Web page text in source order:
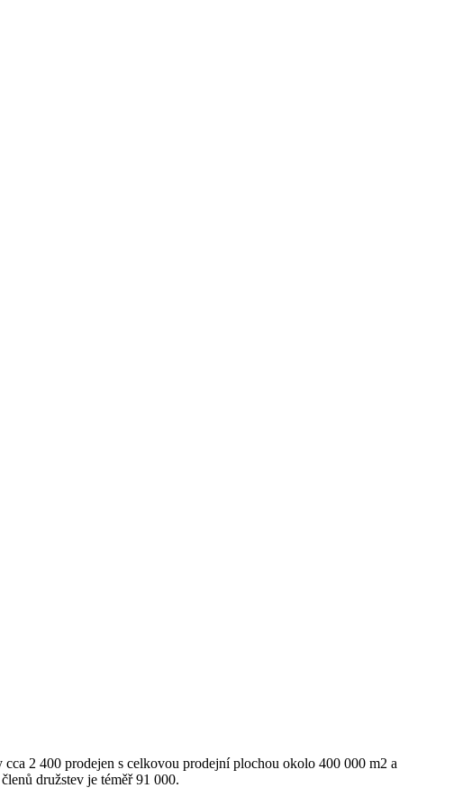
2 400 prodejen s celkovou prodejní plochou okolo 400 000 m2 a
družstev je téměř 91 000.